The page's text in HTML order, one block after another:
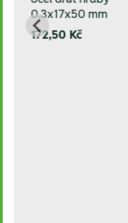
0.3x17x50 mm
172,50 Kč